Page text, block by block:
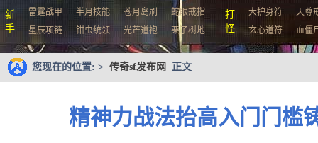
新
手
雷霆战甲 半月技能 苍月岛刷
蛇眼戒指
星辰项链
钳虫统领 光芒道袍 栗子树地
打
怪
大护身符
天尊
玄心道符
血僵
您现在的位置: > 传奇sf发布网 正文
精神力战法抬高入门门槛